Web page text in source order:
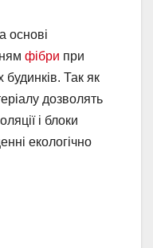
основі
фібри при
будинків. Так як
дозволять
і блоки
екологічно